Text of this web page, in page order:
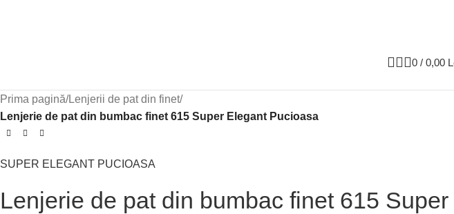
0 / 0,00
Prima pagină/Lenjerii de pat din finet/
Lenjerie de pat din bumbac finet 615 Super Elegant Pucioasa
SUPER ELEGANT PUCIOASA
Lenjerie de pat din bumbac finet 615 Super